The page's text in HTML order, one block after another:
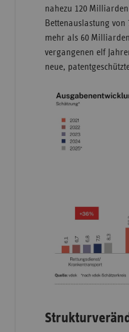
nahezu 120
Bettenauslastung
mehr als 60
vergangenen elf
neue,